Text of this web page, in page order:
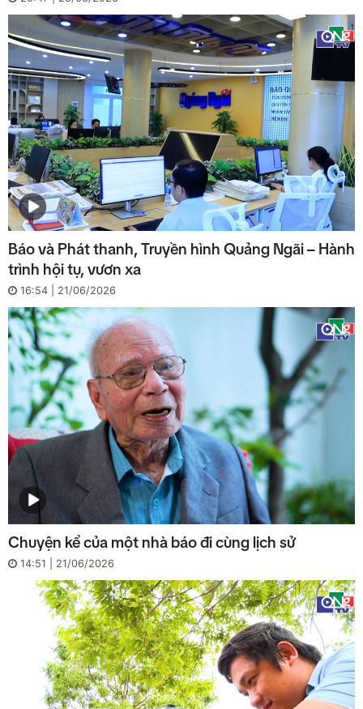
Báo và Phát thanh, Truyền hình Quảng Ngãi – Hành
trình hội tụ, vươn xa
16:54 | 21/06/2026
Chuyện kể của một nhà báo đi cùng lịch sử
14:51 | 21/06/2026